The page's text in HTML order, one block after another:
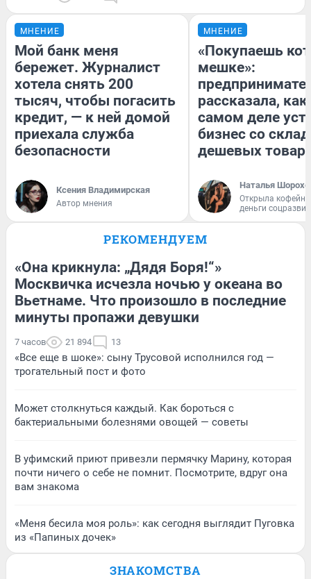
МНЕНИЕ
Мой банк меня
бережет. Журналист
хотела снять 200
тысяч, чтобы погасить
кредит, — к ней домой
приехала служба
безопасности
Ксения Владимирская
Автор мнения
МНЕНИЕ
«Покупаешь
мешке»:
рассказала, как
самом деле
бизнес со
дешевых
Наталья
Открыла
деньги
РЕКОМЕНДУЕМ
«Она крикнула: „Дядя Боря!“»
Москвичка исчезла ночью у океана во
Вьетнаме. Что произошло в последние
минуты пропажи девушки
7 часов 21 894 13
«Все еще в шоке»: сыну Трусовой исполнился год —
трогательный пост и фото
Может столкнуться каждый. Как бороться с
бактериальными болезнями овощей — советы
В уфимский приют привезли пермячку Марину, которая
почти ничего о себе не помнит. Посмотрите, вдруг она
вам знакома
«Меня бесила моя роль»: как сегодня выглядит Пуговка
из «Папиных дочек»
ЗНАКОМСТВА